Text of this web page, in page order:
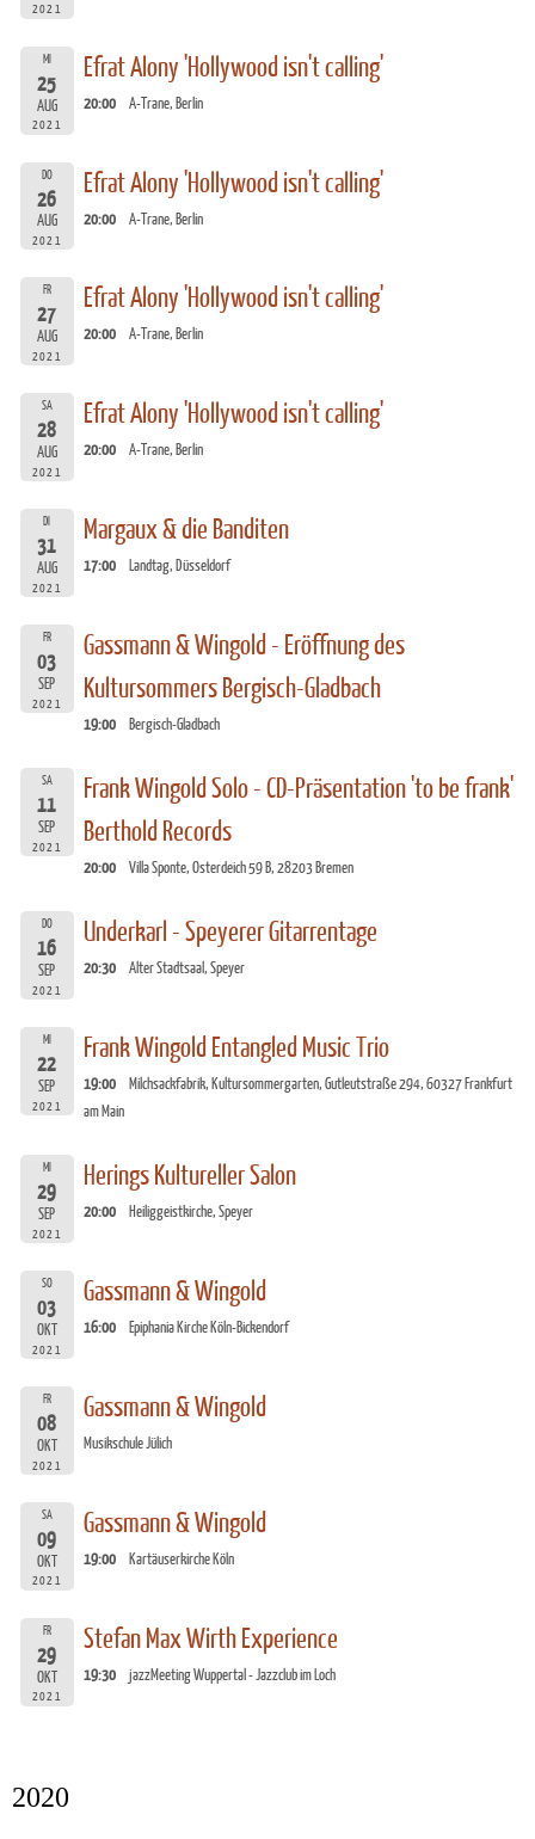
2021
MI
25
AUG
2021
Efrat Alony 'Hollywood isn't calling'
20:00 A-Trane, Berlin
DO
26
AUG
2021
Efrat Alony 'Hollywood isn't calling'
20:00 A-Trane, Berlin
FR
27
AUG
2021
Efrat Alony 'Hollywood isn't calling'
20:00 A-Trane, Berlin
SA
28
AUG
2021
Efrat Alony 'Hollywood isn't calling'
20:00 A-Trane, Berlin
DI
31
AUG
2021
Margaux & die Banditen
17:00 Landtag, Düsseldorf
FR
03
SEP
2021
Gassmann & Wingold - Eröffnung des
Kultursommers Bergisch-Gladbach
19:00 Bergisch-Gladbach
SA
11
SEP
2021
Frank Wingold Solo - CD-Präsentation 'to be frank'
Berthold Records
20:00 Villa Sponte, Osterdeich 59 B, 28203 Bremen
DO
16
SEP
2021
Underkarl - Speyerer Gitarrentage
20:30 Alter Stadtsaal, Speyer
MI
22
SEP
2021
Frank Wingold Entangled Music Trio
19:00
Milchsackfabrik, Kultursommergarten, Gutleutstraße 294, 60327 Frankfurt
am Main
MI
29
SEP
2021
Herings Kultureller Salon
20:00 Heiliggeistkirche, Speyer
SO
03
OKT
2021
Gassmann & Wingold
16:00 Epiphania Kirche Köln-Bickendorf
FR
08
OKT
2021
Gassmann & Wingold
Musikschule Jülich
SA
09
OKT
2021
Gassmann & Wingold
19:00 Kartäuserkirche Köln
FR
29
OKT
2021
Stefan Max Wirth Experience
19:30 jazzMeeting Wuppertal - Jazzclub im Loch
2020